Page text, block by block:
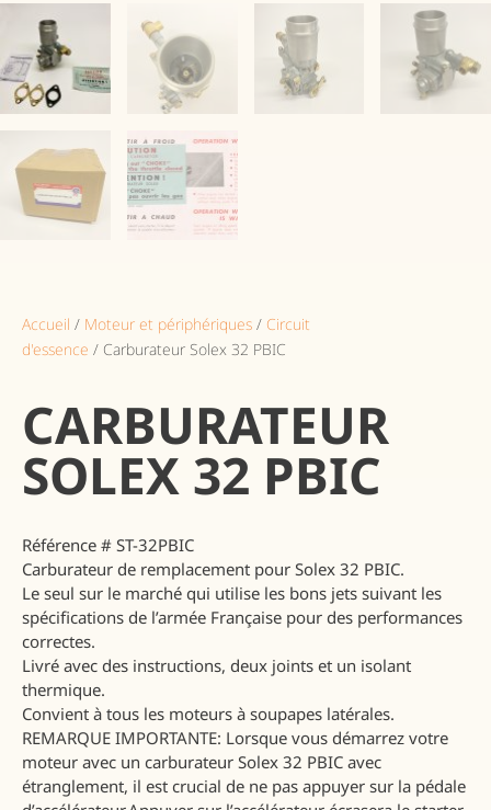
Accueil / Moteur et périphériques / Circuit
d'essence / Carburateur Solex 32 PBIC
CARBURATEUR
SOLEX 32 PBIC
Référence # ST-32PBIC
Carburateur de remplacement pour Solex 32 PBIC.
Le seul sur le marché qui utilise les bons jets suivant les
spécifications de l’armée Française pour des performances
correctes.
Livré avec des instructions, deux joints et un isolant
thermique.
Convient à tous les moteurs à soupapes latérales.
REMARQUE IMPORTANTE: Lorsque vous démarrez votre
moteur avec un carburateur Solex 32 PBIC avec
étranglement, il est crucial de ne pas appuyer sur la pédale